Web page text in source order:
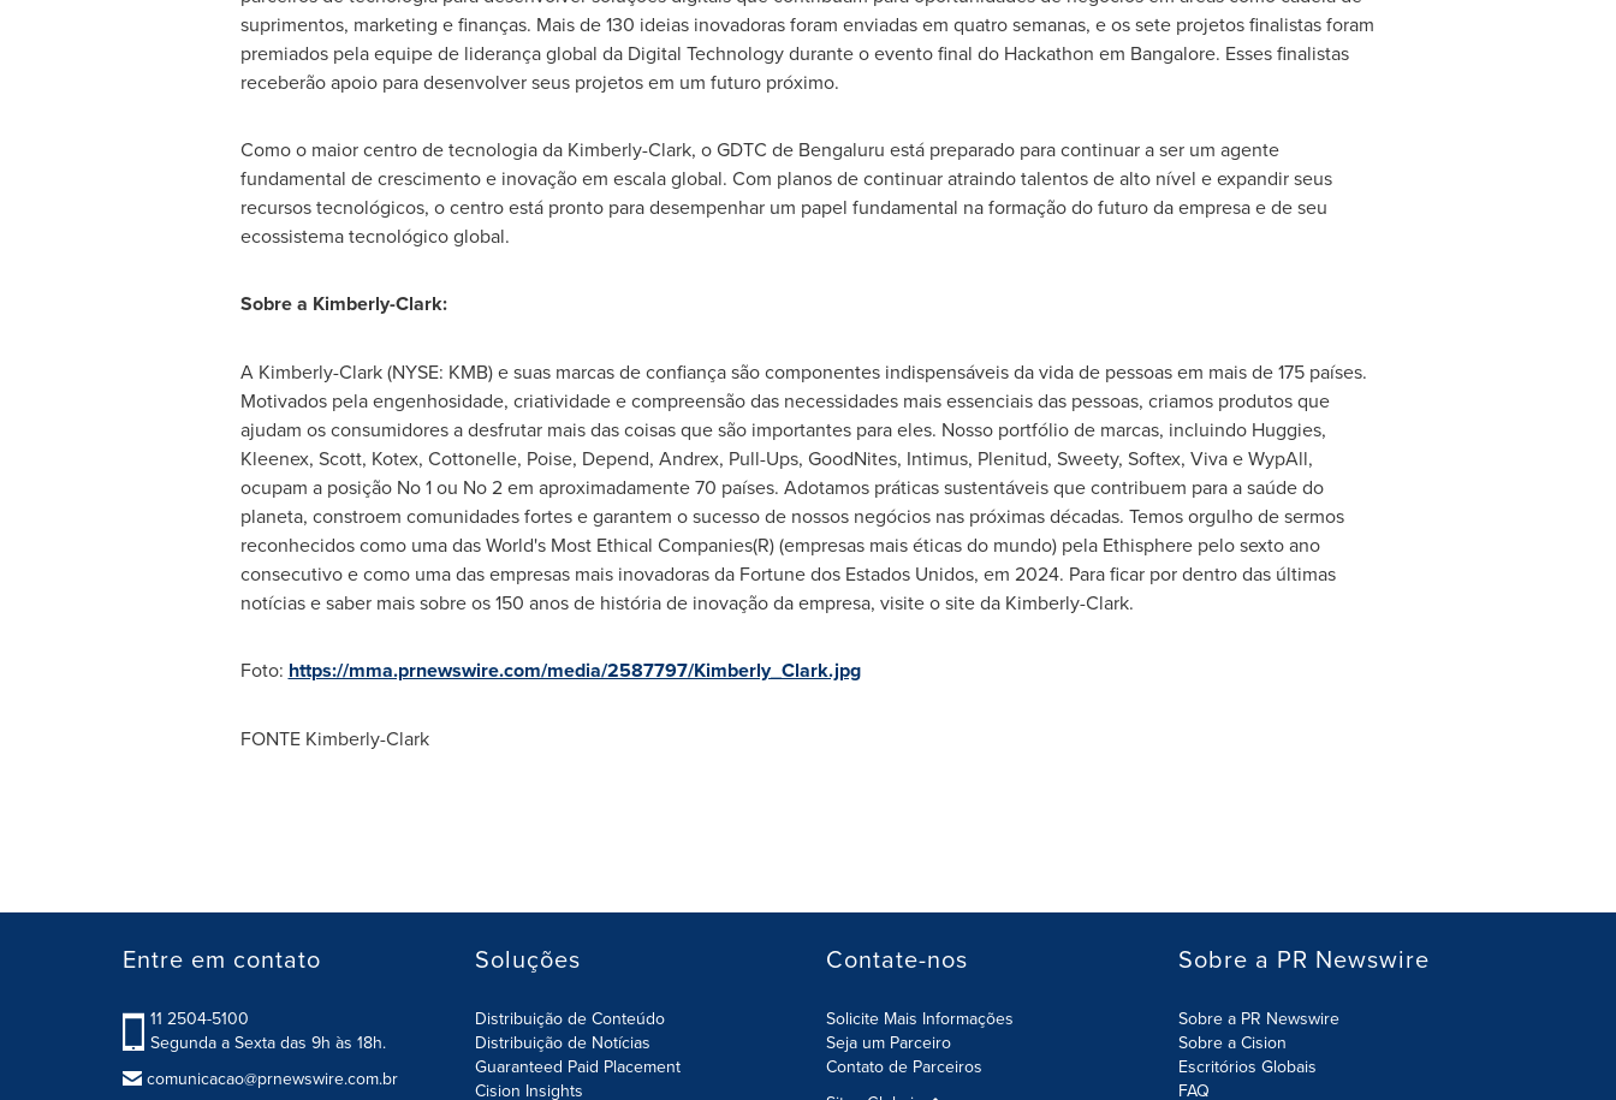
suprimentos, marketing e finanças. Mais de130 ideias inovadoras foram enviadas em quatro semanas, e os sete projetos finalistas foram
premiados pela equipe de liderança global da Digital Technology durante o evento final do Hackathon em Bangalore. Esses finalistas
receberão apoio para desenvolver seus projetos em um futuro próximo.
Como o maior centro de tecnologia da Kimberly-Clark, o GDTC de Bengaluru está preparado para continuar a ser um agente
fundamental de crescimento e inovação em escala global. Com planos de continuar atraindo talentos de alto nível e expandir seus
recursos tecnológicos, o centro está pronto para desempenhar um papel fundamental na formação do futuro da empresa e de seu
ecossistema tecnológico global.
Sobre a Kimberly-Clark:
A Kimberly-Clark (NYSE: KMB) e suas marcas de confiança são componentes indispensáveis da vida de pessoas em mais de 175 países.
Motivados pela engenhosidade, criatividade e compreensão das necessidades mais essenciais das pessoas, criamos produtos que
ajudam os consumidores a desfrutar mais das coisas que são importantes para eles. Nosso portfólio de marcas, incluindo Huggies,
Kleenex, Scott, Kotex, Cottonelle, Poise, Depend, Andrex, Pull-Ups, GoodNites, Intimus, Plenitud, Sweety, Softex, Viva e WypAll,
ocupam a posição No 1 ou No 2 em aproximadamente 70 países. Adotamos práticas sustentáveis que contribuem para a saúde do
planeta, constroem comunidades fortes e garantem o sucesso de nossos negócios nas próximas décadas. Temos orgulho de sermos
reconhecidos como uma das World's Most Ethical Companies(R) (empresas mais éticas do mundo) pela Ethisphere pelo sexto ano
consecutivo e como uma das empresas mais inovadoras da Fortune dos Estados Unidos, em 2024. Para ficar por dentro das últimas
notícias e saber mais sobre os 150 anos de história de inovação da empresa, visite o site da Kimberly-Clark.
Foto: https://mma.prnewswire.com/media/2587797/Kimberly_Clark.jpg
FONTE Kimberly-Clark
Entre em contato
11 2504-5100
Segunda a Sexta das 9h às 18h.
comunicacao@prnewswire.com.br
Soluções
Distribuição de Conteúdo
Distribuição de Notícias
Guaranteed Paid Placement
Cision Insights
Contate-nos
Solicite Mais Informações
Seja um Parceiro
Contato de Parceiros
Sobre a PR Newswire
Sobre a PR Newswire
Sobre a Cision
Escritórios Globais
FAQ